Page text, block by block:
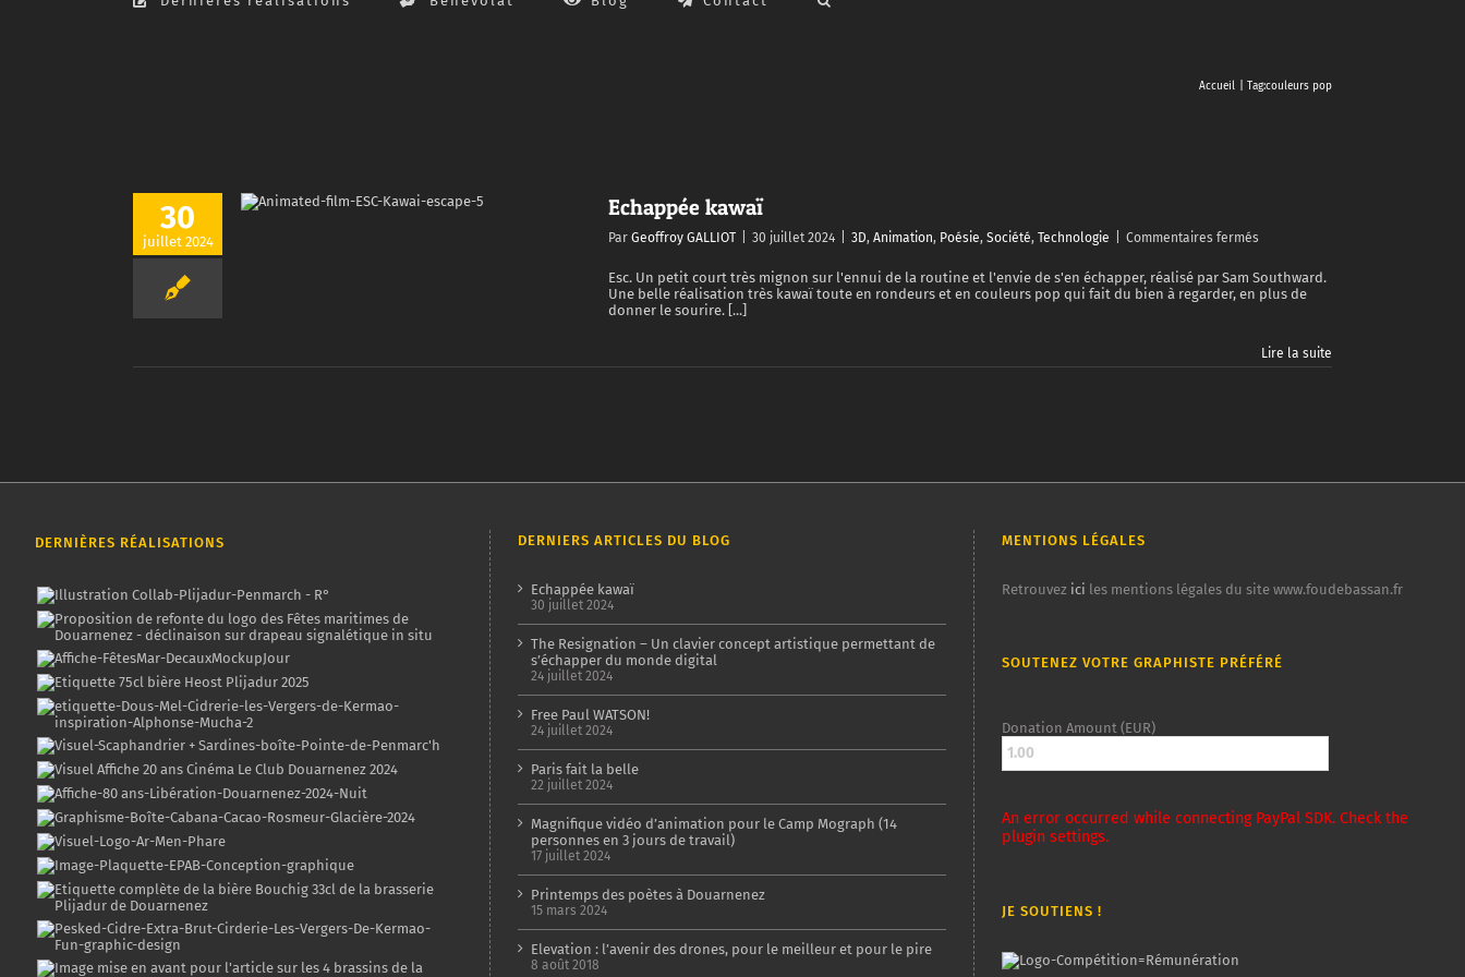
Accueil Tag:couleurs pop
30
juillet 2024
Echappée kawaï
Par Geoffroy GALLIOT 30 juillet 2024 3D, Animation, Poésie, Société, Technologie Commentaires fermés
kawaï
Esc. Un petit court très mignon sur l'ennui de la routine et l'envie de s'en échapper, réalisé par Sam Southward.
Une belle réalisation très kawaï toute en rondeurs et en couleurs pop qui fait du bien à regarder, en plus de
donner le sourire. [...]
Lire la suite
DERNIÈRES RÉALISATIONS DERNIERS ARTICLES DU BLOG
Echappée kawaï
30 juillet 2024
The Resignation – Un clavier concept artistique permettant de
s’échapper du monde digital
24 juillet 2024
Free Paul WATSON!
24 juillet 2024
Paris fait la belle
22 juillet 2024
Magnifique vidéo d’animation pour le Camp Mograph (14
personnes en 3 jours de travail)
17 juillet 2024
Printemps des poètes à Douarnenez
15 mars 2024
Elevation : l’avenir des drones, pour le meilleur et pour le pire
8 août 2018
MENTIONS LÉGALES
Retrouvez ici les mentions légales du site www.foudebassan.fr
SOUTENEZ VOTRE GRAPHISTE PRÉFÉRÉ
Donation Amount (EUR)
An error occurred while connecting PayPal SDK. Check the
plugin settings.
JE SOUTIENS !